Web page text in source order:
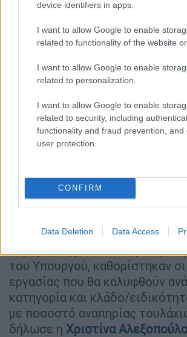
device identifiers in apps.
I want to allow Google to enable
related to functionality of the website or
I want to allow Google to enable
related to personalization.
I want to allow Google to enable
related to security, including
functionality and fraud prevention, and
user protection.
CONFIRM
Data Deletion Data Access
συναρμόδια υπουργεία προχωρά
στάθμευσης για να μπορούν οι
αναπηρία που ταξιδεύουν σε
να σταθμεύουν σε
κοινόχρηστους χώρους και
ζητήματα που αφορούν στη
δελτίου στάθμευσης στους
Συμπαραστάτες που ασκούν την
του ΑμΕΑ.
Μεταφορών, όπως και στους
εποπτευόμενους φορείς μας,
από την επανασχεδίαση των
του Υπουργού, καθορίστηκαν
εργασίας που θα καλυφθούν
κατηγορία και κλάδο/
με ποσοστό αναπηρίας
δήλωσε η Χριστίνα